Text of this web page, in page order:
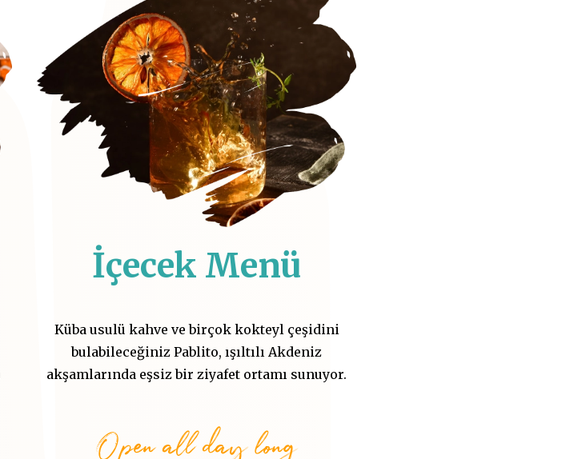
İçecek Menü
Küba usulü kahve ve birçok kokteyl çeşidini
bulabileceğiniz Pablito, ışıltılı Akdeniz
akşamlarında eşsiz bir ziyafet ortamı sunuyor.
Open all day long